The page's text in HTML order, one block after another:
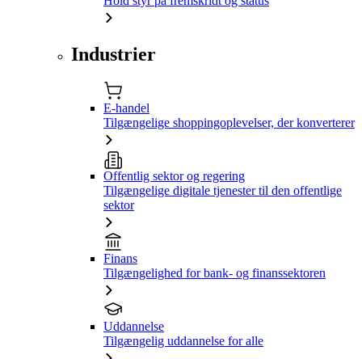
Industrier
E-handel
Tilgængelige shoppingoplevelser, der konverterer
Offentlig sektor og regering
Tilgængelige digitale tjenester til den offentlige
sektor
Finans
Tilgængelighed for bank- og finanssektoren
Uddannelse
Tilgængelig uddannelse for alle